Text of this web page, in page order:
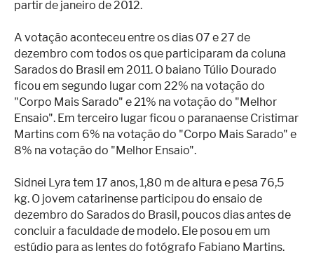
Concursos
Moda
Praia
Contato
partir de janeiro de 2012.
A votação aconteceu entre os dias 07 e 27 de
dezembro com todos os que participaram da coluna
Sarados do Brasil em 2011. O baiano Túlio Dourado
ficou em segundo lugar com 22% na votação do
"Corpo Mais Sarado" e 21% na votação do "Melhor
Ensaio". Em terceiro lugar ficou o paranaense Cristimar
Martins com 6% na votação do "Corpo Mais Sarado" e
8% na votação do "Melhor Ensaio".
Sidnei Lyra tem 17 anos, 1,80 m de altura e pesa 76,5
kg. O jovem catarinense participou do ensaio de
dezembro do Sarados do Brasil, poucos dias antes de
concluir a faculdade de modelo. Ele posou em um
estúdio para as lentes do fotógrafo Fabiano Martins.